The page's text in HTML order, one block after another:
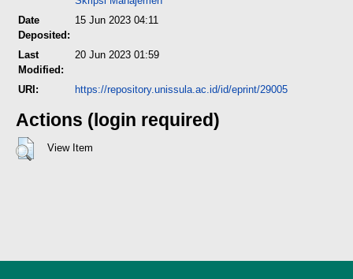
Date
Deposited:
15 Jun 2023 04:11
Last
Modified:
20 Jun 2023 01:59
URI: https://repository.unissula.ac.id/id/eprint/29005
Actions (login required)
View Item